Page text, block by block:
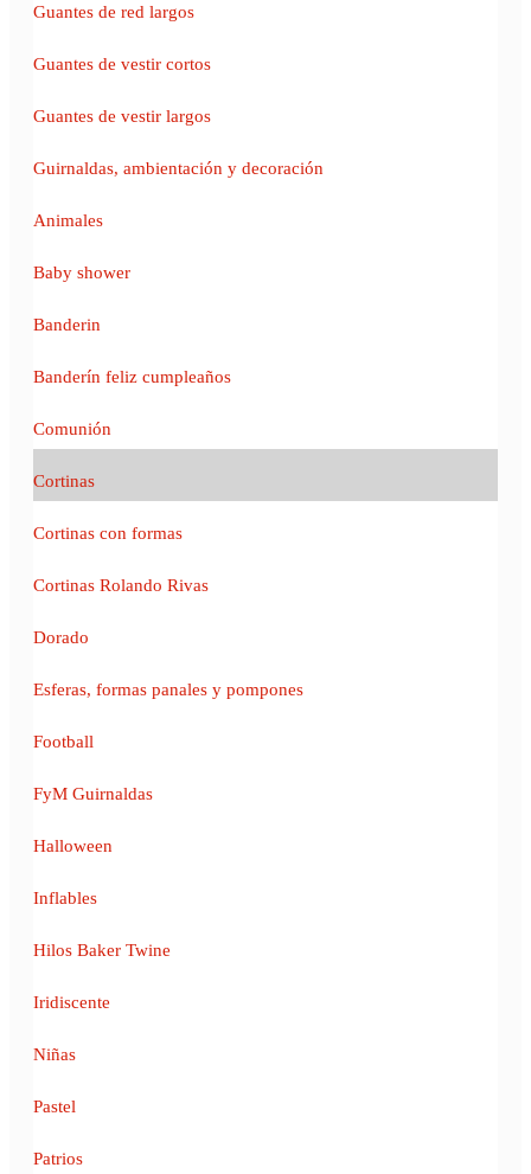
Guantes de red largos
Guantes de vestir cortos
Guantes de vestir largos
Guirnaldas, ambientación y decoración
Animales
Baby shower
Banderin
Banderín feliz cumpleaños
Comunión
Cortinas
Cortinas con formas
Cortinas Rolando Rivas
Dorado
Esferas, formas panales y pompones
Football
FyM Guirnaldas
Halloween
Inflables
Hilos Baker Twine
Iridiscente
Niñas
Pastel
Patrios